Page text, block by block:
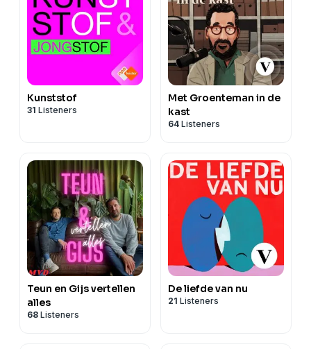
Kunststof
31 Listeners
Met Groenteman in de
kast
64 Listeners
Teun en Gijs vertellen
alles
68 Listeners
De liefde van nu
21 Listeners